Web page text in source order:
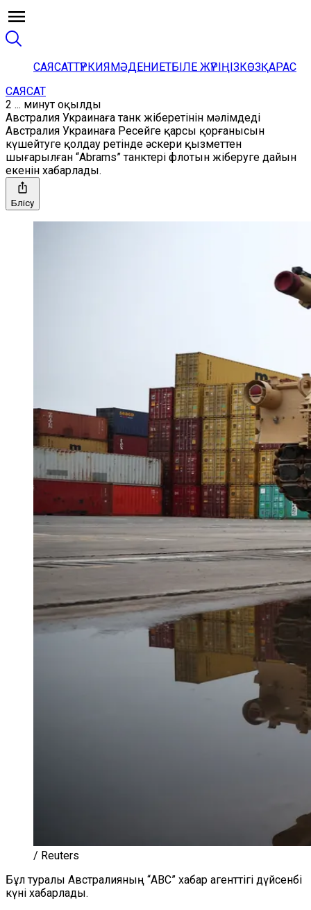
САЯСАТТҮРКИЯМӘДЕНИЕТБІЛЕ ЖҮРІҢІЗКӨЗҚАРАС
САЯСАТ
2 ... минут оқылды
Австралия Украинаға танк жіберетінін мәлімдеді
Австралия Украинаға Ресейге қарсы қорғанысын
күшейтуге қолдау ретінде әскери қызметтен
шығарылған “Abrams” танктері флотын жіберуге дайын
екенін хабарлады.
Бөлісу
/ Reuters
Бұл туралы Австралияның “ABC” хабар агенттігі дүйсенбі
күні хабарлады.